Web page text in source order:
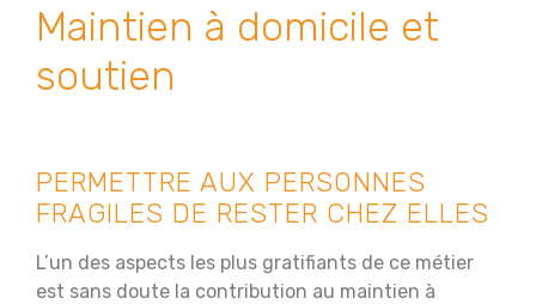
Maintien à domicile et
soutien
PERMETTRE AUX PERSONNES
FRAGILES DE RESTER CHEZ ELLES
L’un des aspects les plus gratifiants de ce métier
est sans doute la contribution au maintien à